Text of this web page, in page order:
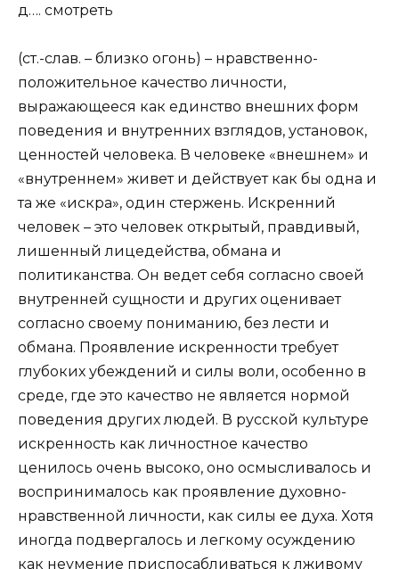
д…. смотреть
(ст.-слав. – близко огонь) – нравственно-
положительное качество личности,
выражающееся как единство внешних форм
поведения и внутренних взглядов, установок,
ценностей человека. В человеке «внешнем» и
«внутреннем» живет и действует как бы одна и
та же «искра», один стержень. Искренний
человек – это человек открытый, правдивый,
лишенный лицедейства, обмана и
политиканства. Он ведет себя согласно своей
внутренней сущности и других оценивает
согласно своему пониманию, без лести и
обмана. Проявление искренности требует
глубоких убеждений и силы воли, особенно в
среде, где это качество не является нормой
поведения других людей. В русской культуре
искренность как личностное качество
ценилось очень высоко, оно осмысливалось и
воспринималось как проявление духовно-
нравственной личности, как силы ее духа. Хотя
иногда подвергалось и легкому осуждению
как неумение приспосабливаться к лживому